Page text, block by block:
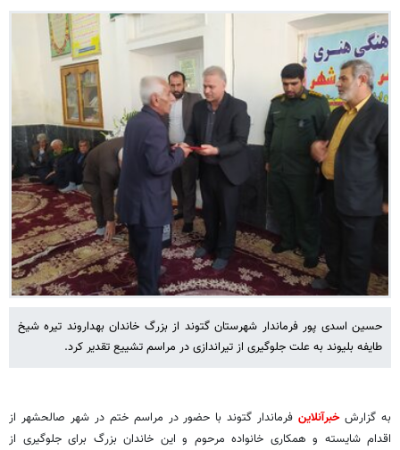
حسین اسدی پور فرماندار شهرستان گتوند از بزرگ خاندان بهداروند تیره شیخ
طایفه بلیوند به علت جلوگیری از تیراندازی در مراسم تشییع تقدیر کرد.
به گزارشخبرآنلاینفرماندار گتوند با حضور در مراسم ختم در شهر صالحشهر از
اقدام شایسته و همکاری خانواده مرحوم و این خاندان بزرگ برای جلوگیری از